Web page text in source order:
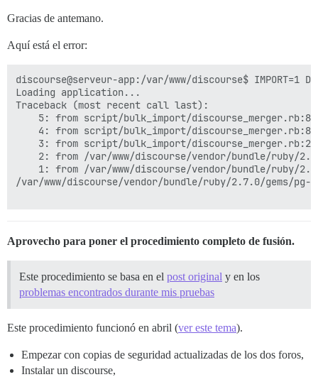
Gracias de antemano.
Aquí está el error:
discourse@serveur-app:/var/www/discourse$ IMPORT=1
Loading application...
Traceback (most recent call last):
/var/www/discourse/vendor/bundle/ruby/2.7.0/gems/
Aprovecho para poner el procedimiento completo de fusión.
Este procedimiento se basa en el post original y en los
problemas encontrados durante mis pruebas
Este procedimiento funcionó en abril (ver este tema).
Empezar con copias de seguridad actualizadas de los dos foros,
Instalar un discourse,